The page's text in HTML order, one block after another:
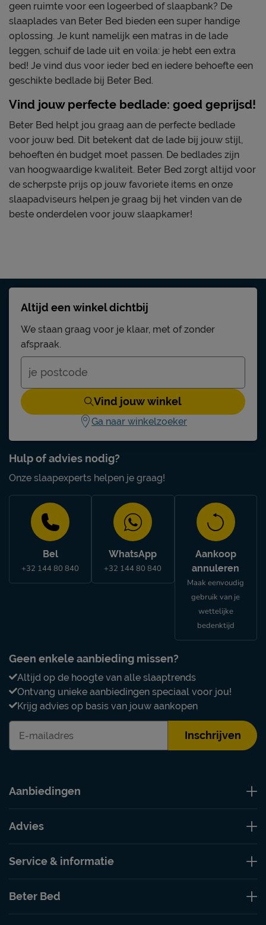
geen ruimte voor een logeerbed of slaapbank? De
slaaplades van Beter Bed bieden een super handige
oplossing. Je kunt namelijk een matras in de lade
leggen, schuif de lade uit en voila: je hebt een extra
bed! Je vind dus voor ieder bed en iedere behoefte een
geschikte bedlade bij Beter Bed.
Vind jouw perfecte bedlade: goed geprijsd!
Beter Bed helpt jou graag aan de perfecte bedlade
voor jouw bed. Dit betekent dat de lade bij jouw stijl,
behoeften én budget moet passen. De bedlades zijn
van hoogwaardige kwaliteit. Beter Bed zorgt altijd voor
de scherpste prijs op jouw favoriete items en onze
slaapadviseurs helpen je graag bij het vinden van de
beste onderdelen voor jouw slaapkamer!
Hulp of advies nodig?
Onze slaapexperts helpen je graag!
Bel
+32 144 80 840
WhatsApp
+32 144 80 840
Aankoop
annuleren
Maak eenvoudig
gebruik van je
wettelijke
bedenktijd
Geen enkele aanbieding missen?
Altijd op de hoogte van alle slaaptrends
Ontvang unieke aanbiedingen speciaal voor jou!
Krijg advies op basis van jouw aankopen
Inschrijven
Altijd een winkel dichtbij
We staan graag voor je klaar, met of zonder
afspraak.
Vind jouw winkel
Ga naar winkelzoeker
Aanbiedingen
Advies
Service & informatie
Beter Bed